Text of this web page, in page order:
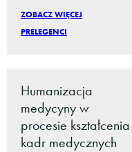
ZOBACZ WIĘCEJ
PRELEGENCI
Humanizacja
medycyny w
procesie kształcenia
kadr medycznych